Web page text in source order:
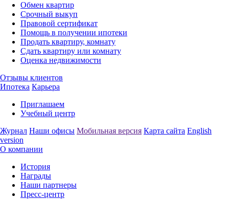
Обмен квартир
Срочный выкуп
Правовой сертификат
Помощь в получении ипотеки
Продать квартиру, комнату
Сдать квартиру или комнату
Оценка недвижимости
Отзывы клиентов
Ипотека Карьера
Приглашаем
Учебный центр
Журнал Наши офисы Мобильная версия Карта сайта English
version
О компании
История
Награды
Наши партнеры
Пресс-центр